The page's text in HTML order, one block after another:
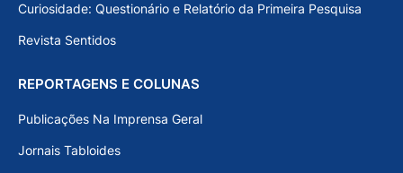
Curiosidade: Questionário e Relatório da Primeira Pesquisa
Revista Sentidos
REPORTAGENS E COLUNAS
Publicações Na Imprensa Geral
Jornais Tabloides